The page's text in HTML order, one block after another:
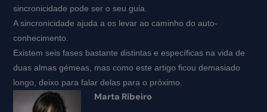
sincronicidade pode ser o seu guia.
A sincronicidade ajuda a os levar ao caminho do auto-
conhecimento.
Existem seis fases bastante distintas e específicas na vida de
duas almas gémeas, mas como este artigo ficou demasiado
longo, deixo para falar delas para o próximo.
Marta Ribeiro